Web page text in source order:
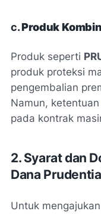
c.Produk
Produk seperti
produk proteksi
pengembalian
Namun,
pada kontrak
2. Syarat dan
Dana
Untuk